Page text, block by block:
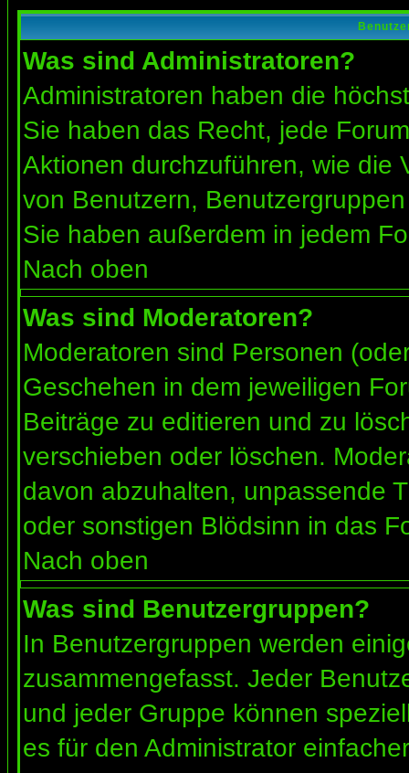
Was sind Administratoren?
Administratoren haben die
Sie haben das Recht, jede
Aktionen durchzuführen, wie die
von Benutzern,
Sie haben außerdem in jedem
Nach oben
Was sind Moderatoren?
Moderatoren sind Personen
Geschehen in dem jeweiligen
Beiträge zu editieren und zu
verschieben oder löschen.
davon abzuhalten, unpassende
oder sonstigen Blödsinn in das
Nach oben
Was sind Benutzergruppen?
In Benutzergruppen werden
zusammengefasst. Jeder
und jeder Gruppe können
es für den Administrator